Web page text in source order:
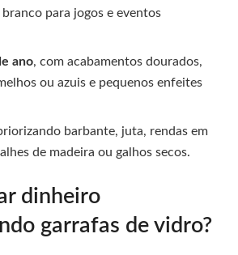
para jogos e eventos
ano, com acabamentos dourados,
ou azuis e pequenos enfeites
barbante, juta, rendas em
de madeira ou galhos secos.
dinheiro
garrafas de vidro?